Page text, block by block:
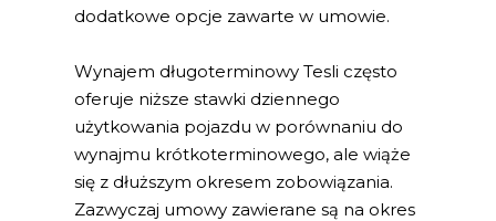
dodatkowe opcje zawarte w umowie.
Wynajem długoterminowy Tesli często
oferuje niższe stawki dziennego
użytkowania pojazdu w porównaniu do
wynajmu krótkoterminowego, ale wiąże
się z dłuższym okresem zobowiązania.
Zazwyczaj umowy zawierane są na okres